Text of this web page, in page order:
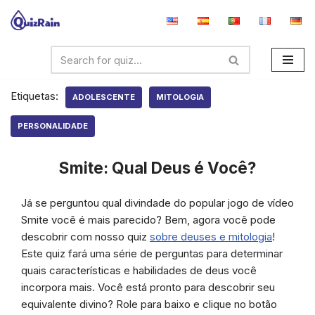
Etiquetas: ADOLESCENTE MITOLOGIA
PERSONALIDADE
Smite: Qual Deus é Você?
Já se perguntou qual divindade do popular jogo de vídeo
Smite você é mais parecido? Bem, agora você pode
descobrir com nosso quiz sobre deuses e mitologia!
Este quiz fará uma série de perguntas para determinar
quais características e habilidades de deus você
incorpora mais. Você está pronto para descobrir seu
equivalente divino? Role para baixo e clique no botão